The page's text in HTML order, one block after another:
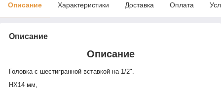
Описание Характеристики Доставка Оплата
Описание
Описание
Головка с шестигранной вставкой на 1/2".
HX14 мм,